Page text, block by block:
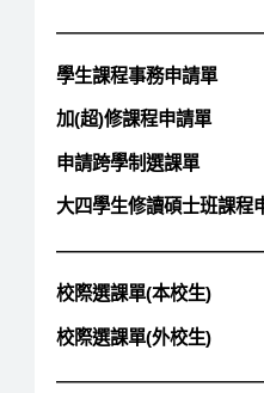
學生課程事務申請單
加(超)修課程申請單
申請跨學制選課單
大四學生修讀碩士班課程
校際選課單(本校生)
校際選課單(外校生)